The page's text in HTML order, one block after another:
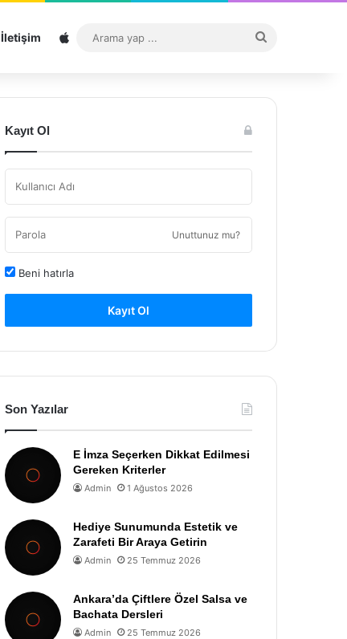
İletişim Sitemap
...
Kayıt Ol
Unuttunuz mu?
Beni hatırla
Kayıt Ol
Son Yazılar
E İmza Seçerken Dikkat Edilmesi
Gereken Kriterler
Admin 1 Ağustos 2026
Hediye Sunumunda Estetik ve
Zarafeti Bir Araya Getirin
Admin 25 Temmuz 2026
Ankara’da Çiftlere Özel Salsa ve
Bachata Dersleri
Admin 25 Temmuz 2026